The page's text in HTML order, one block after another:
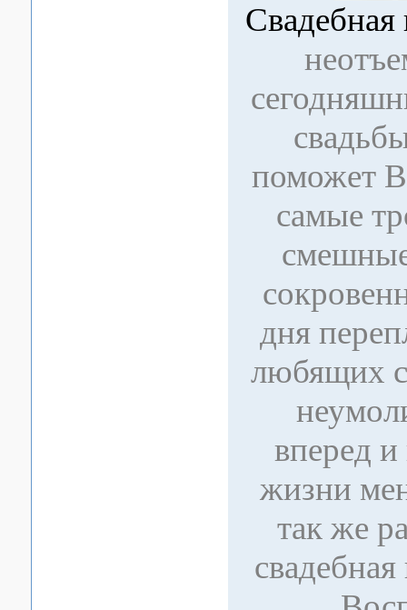
Свадебная
поможет
самые
дня
любящих
вперед
жизни
так же